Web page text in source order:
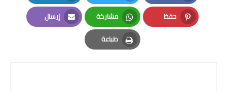
Facebook
Twitter
LinkedIn
حفظ
Pinterest
مشاركة
Whatsapp
إرسال
Email
طباعة
Print